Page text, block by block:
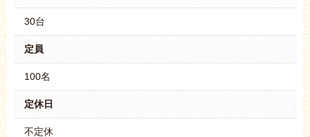
30台
定員
100名
定休日
不定休